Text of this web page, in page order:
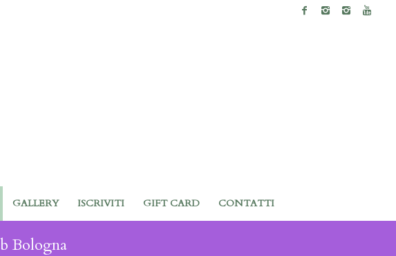
GALLERY ISCRIVITI GIFT CARD CONTATTI
Bologna